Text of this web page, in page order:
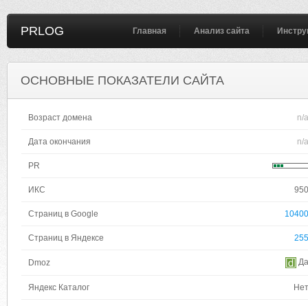
PRLOG Главная Анализ сайта
ОСНОВНЫЕ ПОКАЗАТЕЛИ САЙТА
Возраст домена n/a
Дата окончания n/a
PR
ИКС 950
Страниц в Google 10400
Страниц в Яндексе 255
Dmoz Да
Яндекс Каталог Нет